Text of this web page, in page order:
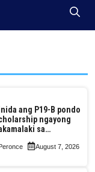
ang P19-B pondo
ngayong
sa
August 7, 2026